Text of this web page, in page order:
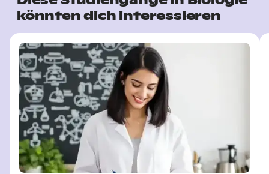
könnten dich interessieren